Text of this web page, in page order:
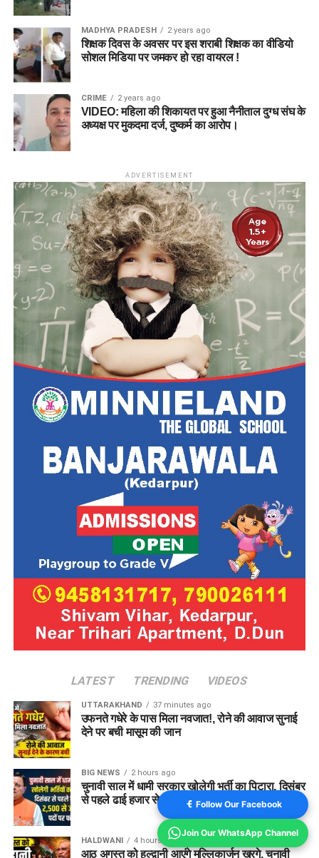
MADHYA PRADESH 2 years ago
शिक्षक दिवस के अवसर पर इस शराबी शिक्षक का वीडियो
सोशल मिडिया पर जमकर हो रहा वायरल !
CRIME 2 years ago
VIDEO: महिला की शिकायत पर हुआ नैनीताल दुग्ध संघ के
अध्यक्ष पर मुकदमा दर्ज, दुष्कर्म का आरोप।
ADVERTISEMENT
LATEST TRENDING VIDEOS
UTTARAKHAND 37 minutes ago
उफनते गधेरे के पास मिला नवजात!, रोने की आवाज सुनाई
देने पर बची मासूम की जान
BIG NEWS 2 hours ago
चुनावी साल में धामी सरकार खोलेगी भर्ती का पिटारा, दिसंबर
से पहले ढाई हजार से ज्यादा पदों के लिए फॉर्म
HALDWANI 4 hours ago
आठ अगस्त को हल्द्वानी आएंगे मल्लिकार्जुन खरगे, चुनावी
Follow Our Facebook
Join Our WhatsApp Channel